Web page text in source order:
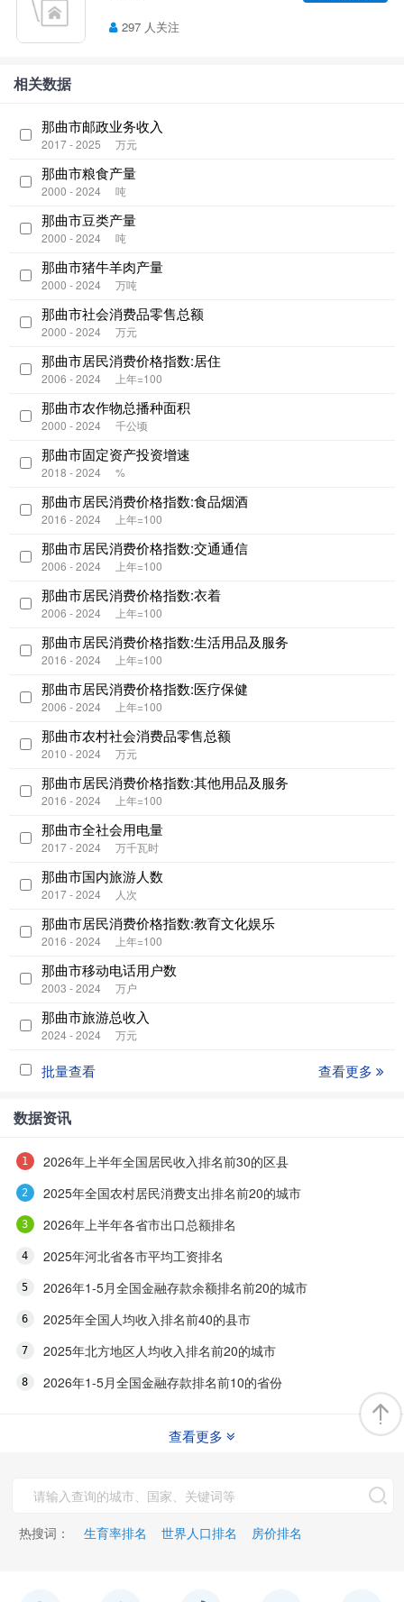
297 人关注
相关数据
那曲市邮政业务收入
2017 - 2025 万元
那曲市粮食产量
2000 - 2024 吨
那曲市豆类产量
2000 - 2024 吨
那曲市猪牛羊肉产量
2000 - 2024 万吨
那曲市社会消费品零售总额
2000 - 2024 万元
那曲市居民消费价格指数:居住
2006 - 2024 上年=100
那曲市农作物总播种面积
2000 - 2024 千公顷
那曲市固定资产投资增速
2018 - 2024 %
那曲市居民消费价格指数:食品烟酒
2016 - 2024 上年=100
那曲市居民消费价格指数:交通通信
2006 - 2024 上年=100
那曲市居民消费价格指数:衣着
2006 - 2024 上年=100
那曲市居民消费价格指数:生活用品及服务
2016 - 2024 上年=100
那曲市居民消费价格指数:医疗保健
2006 - 2024 上年=100
那曲市农村社会消费品零售总额
2010 - 2024 万元
那曲市居民消费价格指数:其他用品及服务
2016 - 2024 上年=100
那曲市全社会用电量
2017 - 2024 万千瓦时
那曲市国内旅游人数
2017 - 2024 人次
那曲市居民消费价格指数:教育文化娱乐
2016 - 2024 上年=100
那曲市移动电话用户数
2003 - 2024 万户
那曲市旅游总收入
2024 - 2024 万元
批量查看 查看更多
数据资讯
2026年上半年全国居民收入排名前30的区县
2025年全国农村居民消费支出排名前20的城市
2026年上半年各省市出口总额排名
2025年河北省各市平均工资排名
2026年1-5月全国金融存款余额排名前20的城市
2025年全国人均收入排名前40的县市
2025年北方地区人均收入排名前20的城市
2026年1-5月全国金融存款排名前10的省份
查看更多
热搜词： 生育率排名 世界人口排名 房价排名